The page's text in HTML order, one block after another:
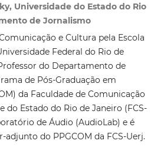
Universidade do Estado do Rio
de Jornalismo
e Cultura pela Escola
Federal do Rio de
do Departamento de
de Pós-Graduação em
da Faculdade de Comunicação
do Estado do Rio de Janeiro (FCS-
de Áudio (AudioLab) e é
do PPGCOM da FCS-Uerj.